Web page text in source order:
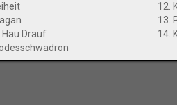
Hau Drauf
12.
13.
14.